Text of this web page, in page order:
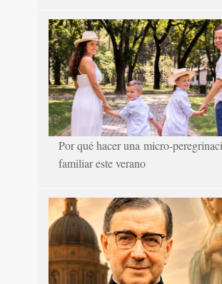
Por qué hacer una micro-
familiar este verano